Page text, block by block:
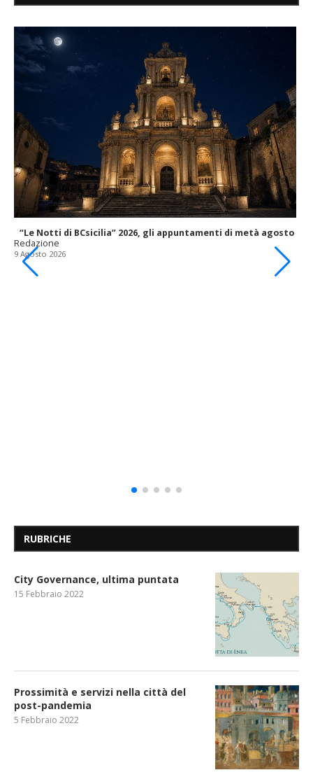
“Le Notti di BCsicilia” 2026, gli appuntamenti di metà agosto
Redazione
9 Agosto 2026
RUBRICHE
City Governance, ultima puntata
15 Febbraio 2022
Prossimità e servizi nella città del
post-pandemia
5 Febbraio 2022